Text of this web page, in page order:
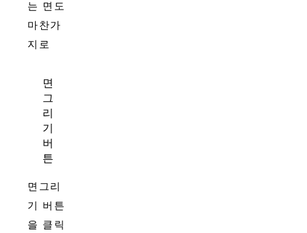
는 면도
마찬가
지로
면
그
리
기
버
튼
면그리
기 버튼
을 클릭